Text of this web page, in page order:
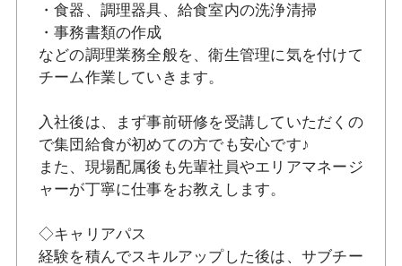
・食器、調理器具、給食室内の洗浄清掃
・事務書類の作成
などの調理業務全般を、衛生管理に気を付けて
チーム作業していきます。
入社後は、まず事前研修を受講していただくの
で集団給食が初めての方でも安心です♪
また、現場配属後も先輩社員やエリアマネージ
ャーが丁寧に仕事をお教えします。
◇キャリアパス
経験を積んでスキルアップした後は、サブチー